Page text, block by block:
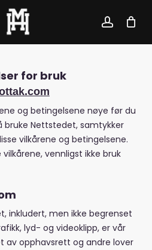
account
for bruk
og betingelsene nøye før du
bruke Nettstedet, samtykker
vilkårene og betingelsene.
vennligst ikke bruk
inkludert, men ikke begrenset
lyd- og videoklipp, er vår
av opphavsrett og andre lover